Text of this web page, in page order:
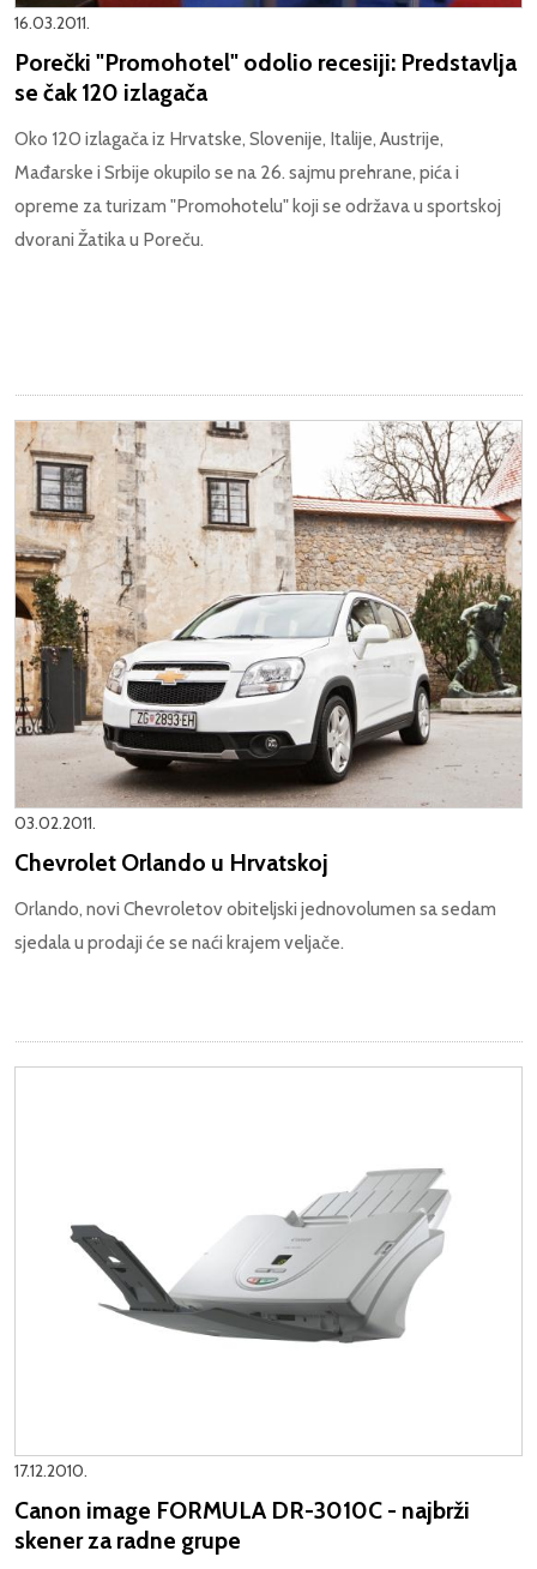
16.03.2011.
Porečki "Promohotel" odolio recesiji: Predstavlja
se čak 120 izlagača
Oko 120 izlagača iz Hrvatske, Slovenije, Italije, Austrije,
Mađarske i Srbije okupilo se na 26. sajmu prehrane, pića i
opreme za turizam "Promohotelu" koji se održava u sportskoj
dvorani Žatika u Poreču.
03.02.2011.
Chevrolet Orlando u Hrvatskoj
Orlando, novi Chevroletov obiteljski jednovolumen sa sedam
sjedala u prodaji će se naći krajem veljače.
17.12.2010.
Canon image FORMULA DR-3010C - najbrži
skener za radne grupe